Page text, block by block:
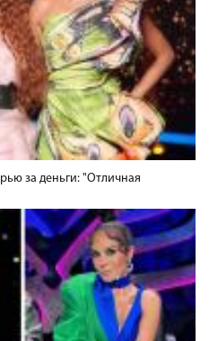
за деньги: "Отличная